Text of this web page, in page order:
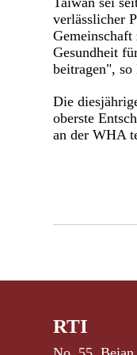
verlässlicher
Gesundheit
beitragen", so
Die
oberste
an der WHA
RTI